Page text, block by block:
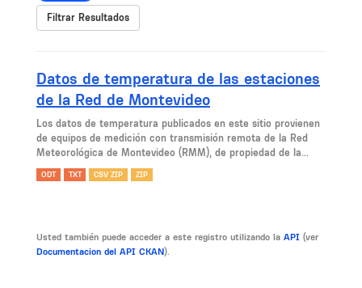
Filtrar Resultados
Datos de temperatura de las estaciones
de la Red de Montevideo
Los datos de temperatura publicados en este sitio provienen
de equipos de medición con transmisión remota de la Red
Meteorológica de Montevideo (RMM), de propiedad de la...
ODT TXT CSV ZIP ZIP
Usted también puede acceder a este registro utilizando la API (ver
Documentacion del API CKAN).